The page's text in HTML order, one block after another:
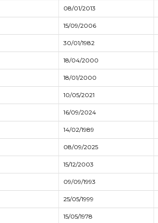
08/01/2013
15/09/2006
30/01/1982
18/04/2000
18/01/2000
10/05/2021
16/09/2024
14/02/1989
08/09/2025
15/12/2003
09/09/1993
25/05/1999
15/05/1978